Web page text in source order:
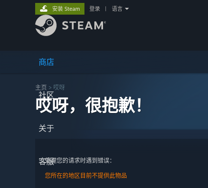
商店
社区
关于
客服
安装 Steam 登录 语言
主页 > 哎呀
哎呀，很抱歉！
处理您的请求时遇到错误：
您所在的地区目前不提供此物品